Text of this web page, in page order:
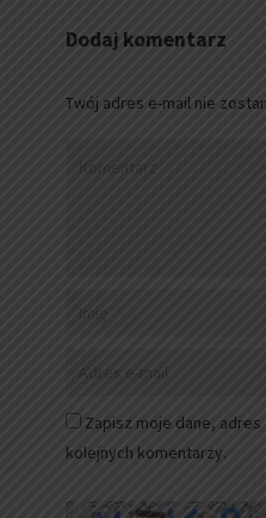
Dodaj komentarz
Twój adres e-mail nie
Zapisz moje dane,
kolejnych komentarzy.